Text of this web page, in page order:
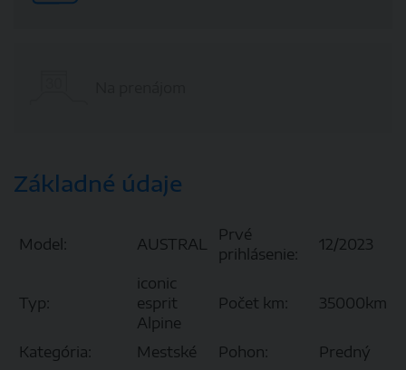
Základné údaje
Model: AUSTRAL
Prvé
prihlásenie:
12/2023
Typ:
iconic
esprit
Alpine
Počet km: 35000km
Kategória: Mestské Pohon: Predný